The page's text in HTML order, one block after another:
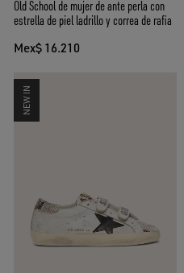
Old School de mujer de ante perla con
estrella de piel ladrillo y correa de rafia
Mex$ 16.210
NEW IN